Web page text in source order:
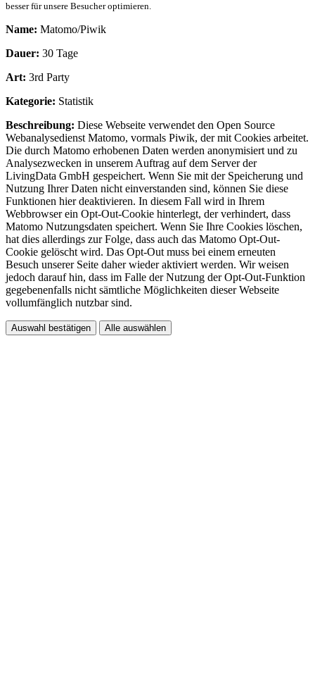
besser für unsere Besucher optimieren.
Name: Matomo/Piwik
Dauer: 30 Tage
Art: 3rd Party
Kategorie: Statistik
Beschreibung: Diese Webseite verwendet den Open Source
Webanalysedienst Matomo, vormals Piwik, der mit Cookies arbeitet.
Die durch Matomo erhobenen Daten werden anonymisiert und zu
Analysezwecken in unserem Auftrag auf dem Server der
LivingData GmbH gespeichert. Wenn Sie mit der Speicherung und
Nutzung Ihrer Daten nicht einverstanden sind, können Sie diese
Funktionen hier deaktivieren. In diesem Fall wird in Ihrem
Webbrowser ein Opt-Out-Cookie hinterlegt, der verhindert, dass
Matomo Nutzungsdaten speichert. Wenn Sie Ihre Cookies löschen,
hat dies allerdings zur Folge, dass auch das Matomo Opt-Out-
Cookie gelöscht wird. Das Opt-Out muss bei einem erneuten
Besuch unserer Seite daher wieder aktiviert werden. Wir weisen
jedoch darauf hin, dass im Falle der Nutzung der Opt-Out-Funktion
gegebenenfalls nicht sämtliche Möglichkeiten dieser Webseite
vollumfänglich nutzbar sind.
Auswahl bestätigen Alle auswählen